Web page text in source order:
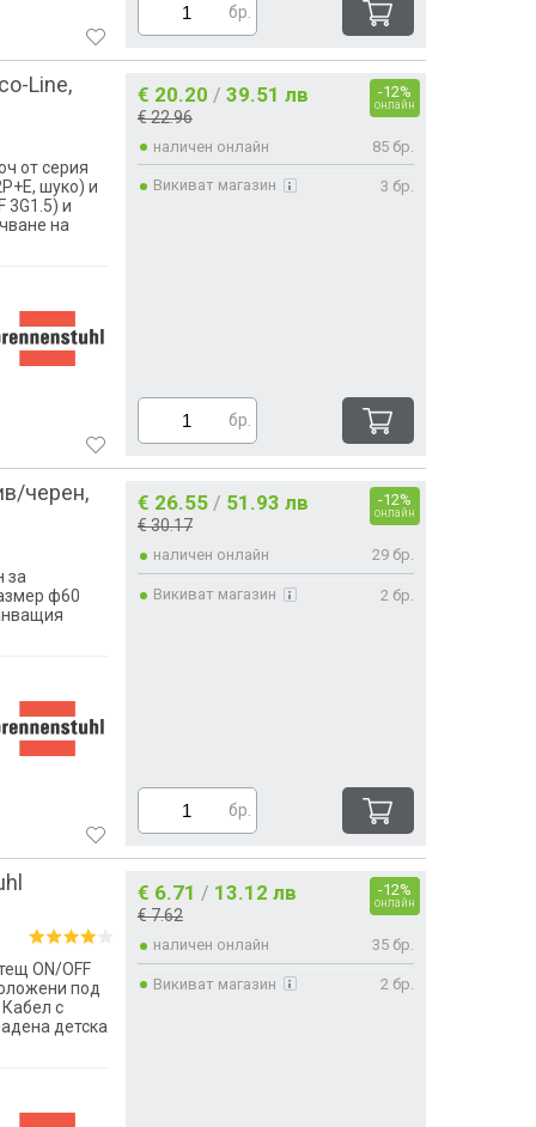
бр.
Line,
от серия
шуко) и
3G1.5) и
на
-12%
онлайн
€ 20.20 / 39.51 лв
€ 22.96
наличен онлайн 85 бр.
Викиват магазин 3 бр.
бр.
черен,
за
ф60
-12%
онлайн
€ 26.55 / 51.93 лв
€ 30.17
наличен онлайн 29 бр.
Викиват магазин 2 бр.
бр.
ON/OFF
под
с
детска
-12%
онлайн
€ 6.71 / 13.12 лв
€ 7.62
наличен онлайн 35 бр.
Викиват магазин 2 бр.